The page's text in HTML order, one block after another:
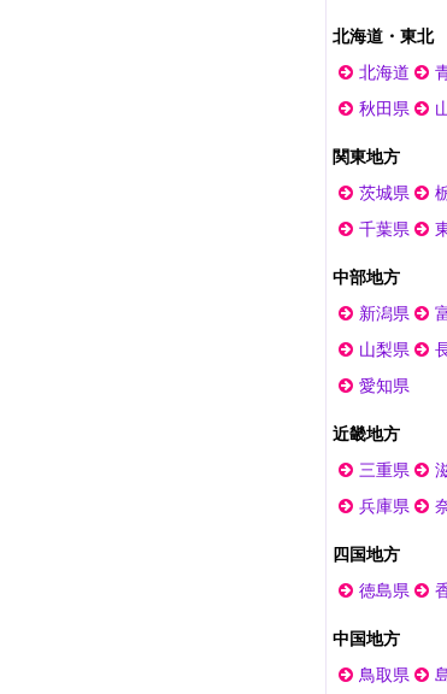
北海道・東北
北海道
秋田県
関東地方
茨城県
千葉県
中部地方
新潟県
山梨県
愛知県
近畿地方
三重県
兵庫県
四国地方
徳島県
中国地方
鳥取県